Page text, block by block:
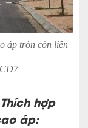
áp tròn côn liền
hợp
áp: